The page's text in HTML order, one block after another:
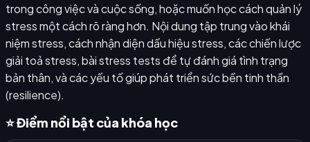
trong công việc và cuộc sống, hoặc muốn học cách quản lý
stress một cách rõ ràng hơn. Nội dung tập trung vào khái
niệm stress, cách nhận diện dấu hiệu stress, các chiến lược
giải toả stress, bài stress tests để tự đánh giá tình trạng
bản thân, và các yếu tố giúp phát triển sức bền tinh thần
(resilience).
⭐ Điểm nổi bật của khóa học